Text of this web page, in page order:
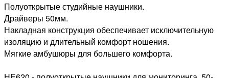
Полуоткрытые студийные наушники.
Драйверы 50мм.
Накладная конструкция обеспечивает исключительную
изоляцию и длительный комфорт ношения.
Мягкие амбушюры для большего комфорта.